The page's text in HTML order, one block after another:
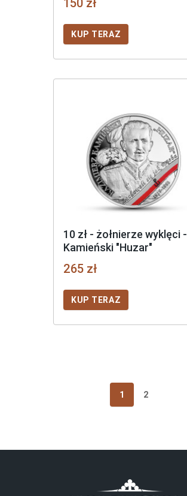
KUP TERAZ
10 zł - żołnierze wyklęci -
Kamieński "Huzar"
265 zł
KUP TERAZ
1 2